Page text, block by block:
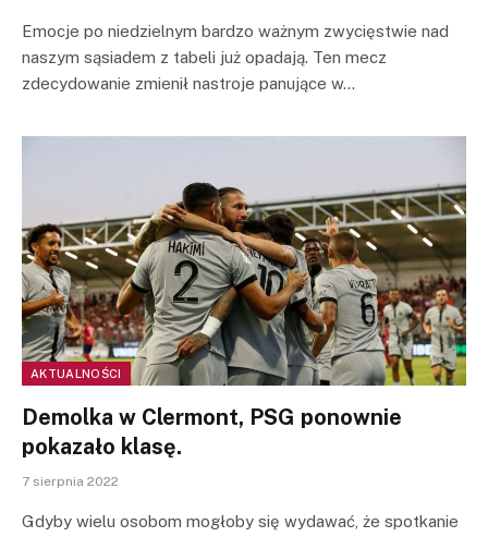
Emocje po niedzielnym bardzo ważnym zwycięstwie nad
naszym sąsiadem z tabeli już opadają. Ten mecz
zdecydowanie zmienił nastroje panujące w…
AKTUALNOŚCI
Demolka w Clermont, PSG ponownie
pokazało klasę.
7 sierpnia 2022
Gdyby wielu osobom mogłoby się wydawać, że spotkanie